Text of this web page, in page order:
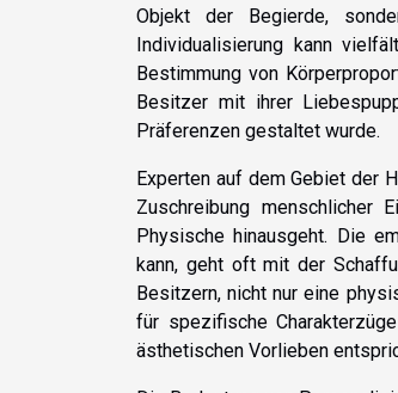
Objekt der Begierde,
Individualisierung kann
Bestimmung von
Besitzer mit ihrer
Präferenzen gestaltet wurde.
Experten auf dem Gebiet der
Zuschreibung menschlicher
Physische hinausgeht. Die
kann, geht oft mit der
Besitzern, nicht nur eine
für spezifische
ästhetischen Vorlieben